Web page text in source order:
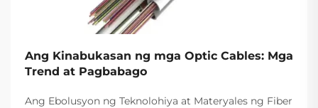
Ang Kinabukasan ng mga Optic Cables: Mga
Trend at Pagbabago
Ang Ebolusyon ng Teknolohiya at Materyales ng Fiber